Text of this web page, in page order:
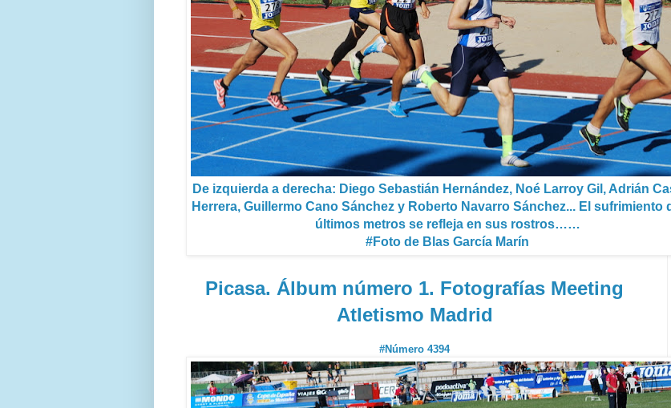
De izquierda a derecha: Diego Sebastián Hernández, Noé Larroy Gil, Adrián
Herrera, Guillermo Cano Sánchez y Roberto Navarro Sánchez... El sufrimiento
últimos metros se refleja en sus rostros……
#Foto de Blas García Marín
Picasa. Álbum número 1. Fotografías Meeting
Atletismo Madrid
#Número 4394